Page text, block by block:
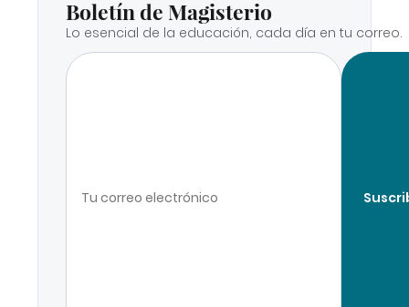
Boletín de Magisterio
Lo esencial de la educación, cada día en tu correo.